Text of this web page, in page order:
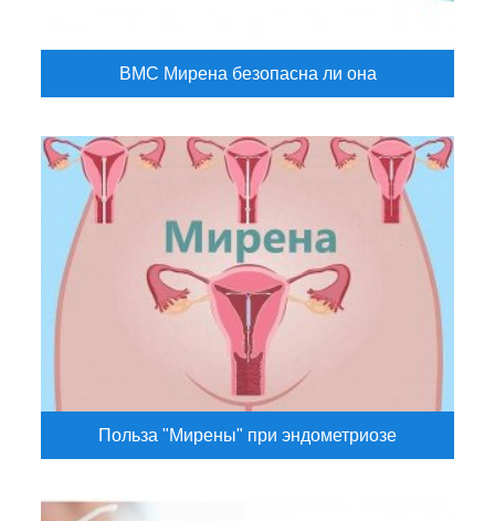
ВМС Мирена безопасна ли она
Польза "Мирены" при эндометриозе